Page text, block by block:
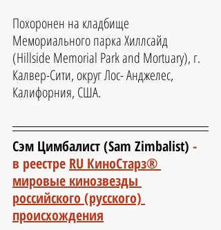
Похоронен на кладбище
Мемориального парка Хиллсайд
(Hillside Memorial Park and Mortuary), г.
Калвер-Сити, округ Лос- Анджелес,
Калифорния, США.
Сэм Цимбалист (Sam Zimbalist) -
в реестре RU КиноСтарз®
мировые кинозвезды
российского (русского)
происхождения